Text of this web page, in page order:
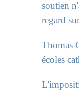
soutien
regard
Thomas
écoles